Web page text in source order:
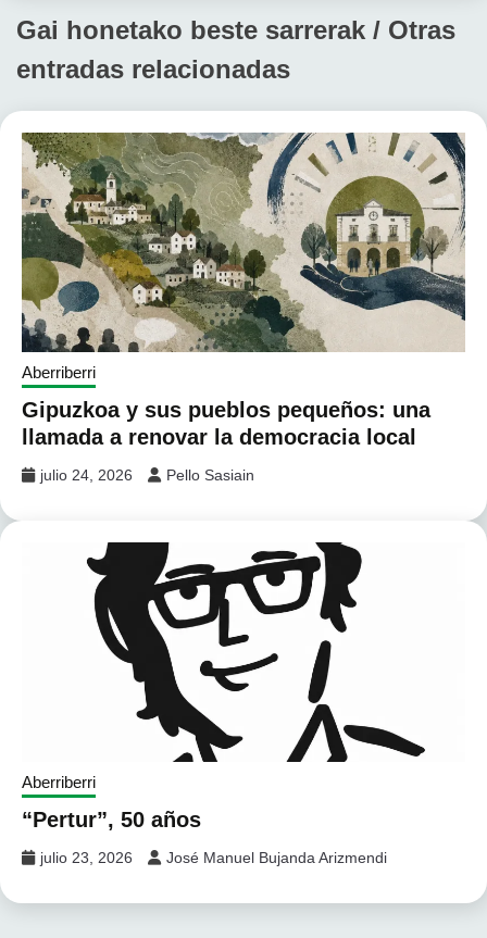
Gai honetako beste sarrerak / Otras
entradas relacionadas
Aberriberri
Gipuzkoa y sus pueblos pequeños: una
llamada a renovar la democracia local
julio 24, 2026 Pello Sasiain
Aberriberri
“Pertur”, 50 años
julio 23, 2026 José Manuel Bujanda Arizmendi